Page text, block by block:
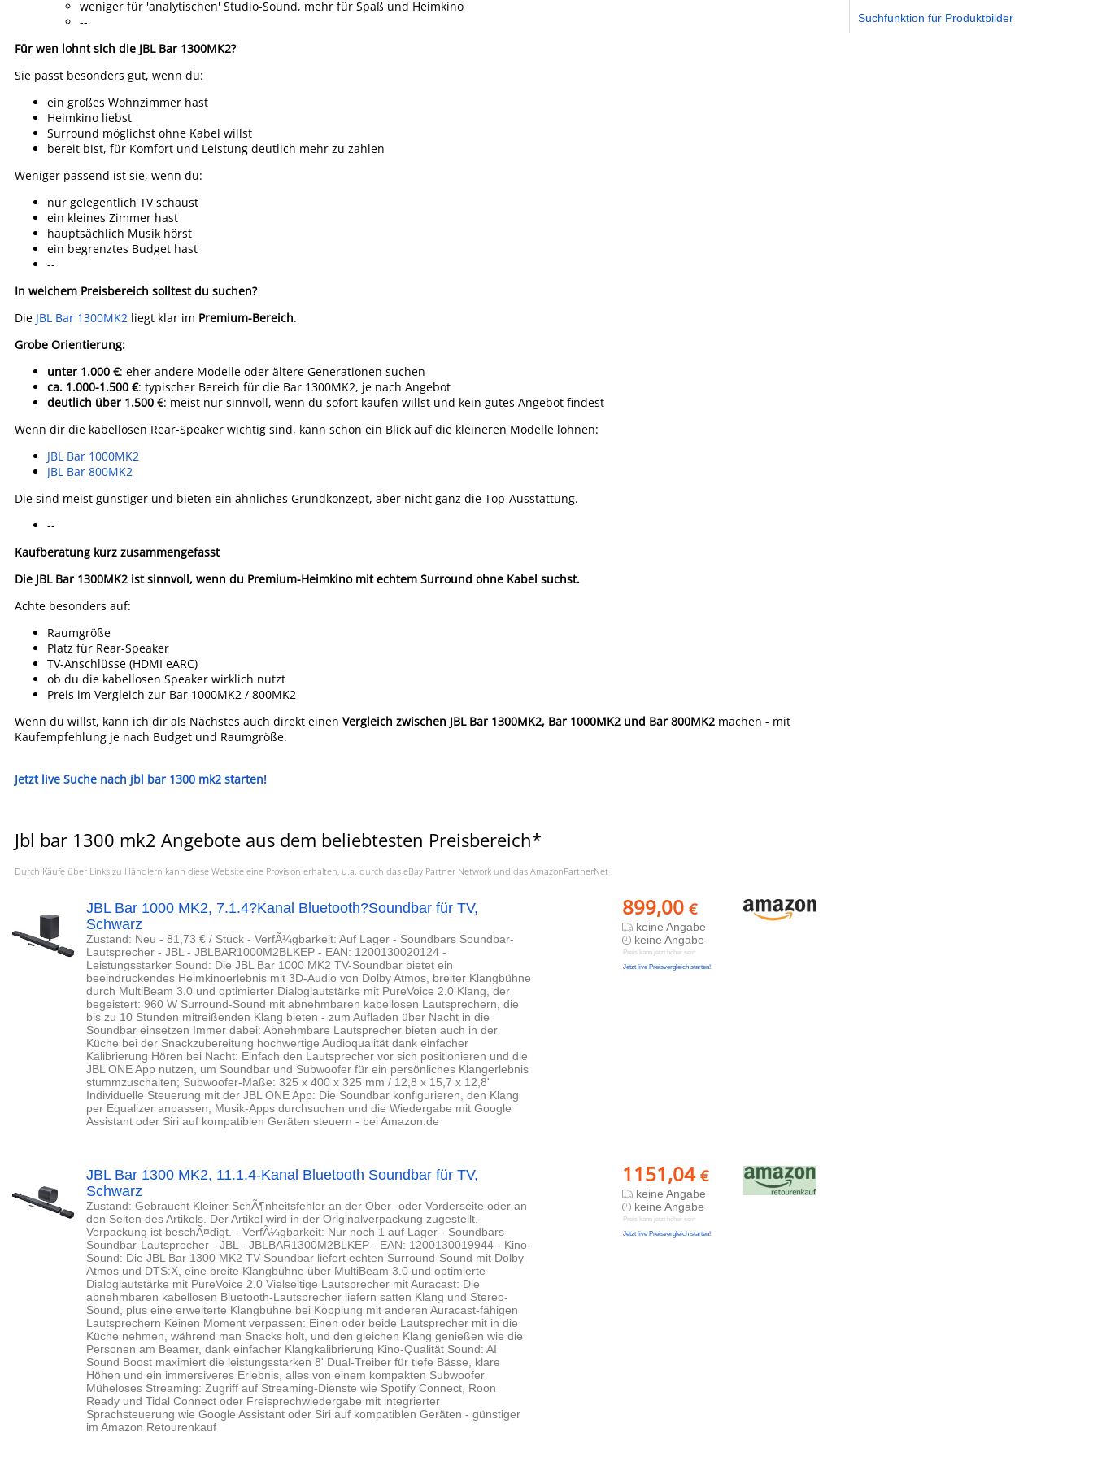
weniger für 'analytischen' Studio-Sound, mehr für Spaß und Heimkino
--
Für wen lohnt sich die JBL Bar 1300MK2?
Sie passt besonders gut, wenn du:
ein großes Wohnzimmer hast
Heimkino liebst
Surround möglichst ohne Kabel willst
bereit bist, für Komfort und Leistung deutlich mehr zu zahlen
Weniger passend ist sie, wenn du:
nur gelegentlich TV schaust
ein kleines Zimmer hast
hauptsächlich Musik hörst
ein begrenztes Budget hast
--
In welchem Preisbereich solltest du suchen?
Die JBL Bar 1300MK2 liegt klar im Premium-Bereich.
Grobe Orientierung:
unter 1.000 €: eher andere Modelle oder ältere Generationen suchen
ca. 1.000-1.500 €: typischer Bereich für die Bar 1300MK2, je nach Angebot
deutlich über 1.500 €: meist nur sinnvoll, wenn du sofort kaufen willst und kein gutes Angebot findest
Wenn dir die kabellosen Rear-Speaker wichtig sind, kann schon ein Blick auf die kleineren Modelle lohnen:
JBL Bar 1000MK2
JBL Bar 800MK2
Die sind meist günstiger und bieten ein ähnliches Grundkonzept, aber nicht ganz die Top-Ausstattung.
--
Kaufberatung kurz zusammengefasst
Die JBL Bar 1300MK2 ist sinnvoll, wenn du Premium-Heimkino mit echtem Surround ohne Kabel suchst.
Achte besonders auf:
Raumgröße
Platz für Rear-Speaker
TV-Anschlüsse (HDMI eARC)
ob du die kabellosen Speaker wirklich nutzt
Preis im Vergleich zur Bar 1000MK2 / 800MK2
Wenn du willst, kann ich dir als Nächstes auch direkt einen Vergleich zwischen JBL Bar 1300MK2, Bar 1000MK2 und Bar 800MK2 machen - mit
Kaufempfehlung je nach Budget und Raumgröße.
Jetzt live Suche nach jbl bar 1300 mk2 starten!
Jbl bar 1300 mk2 Angebote aus dem beliebtesten Preisbereich*
Durch Käufe über Links zu Händlern kann diese Website eine Provision erhalten, u.a. durch das eBay Partner Network und das AmazonPartnerNet
899,00 €
keine Angabe
keine Angabe
Preis kann jetzt höher sein
Jetzt live Preisvergleich starten!
JBL Bar 1000 MK2, 7.1.4?Kanal Bluetooth?Soundbar für TV,
Schwarz
Zustand: Neu - 81,73 € / Stück - VerfÃ¼gbarkeit: Auf Lager - Soundbars Soundbar-
Lautsprecher - JBL - JBLBAR1000M2BLKEP - EAN: 1200130020124 -
Leistungsstarker Sound: Die JBL Bar 1000 MK2 TV-Soundbar bietet ein
beeindruckendes Heimkinoerlebnis mit 3D-Audio von Dolby Atmos, breiter Klangbühne
durch MultiBeam 3.0 und optimierter Dialoglautstärke mit PureVoice 2.0 Klang, der
begeistert: 960 W Surround-Sound mit abnehmbaren kabellosen Lautsprechern, die
bis zu 10 Stunden mitreißenden Klang bieten - zum Aufladen über Nacht in die
Soundbar einsetzen Immer dabei: Abnehmbare Lautsprecher bieten auch in der
Küche bei der Snackzubereitung hochwertige Audioqualität dank einfacher
Kalibrierung Hören bei Nacht: Einfach den Lautsprecher vor sich positionieren und die
JBL ONE App nutzen, um Soundbar und Subwoofer für ein persönliches Klangerlebnis
stummzuschalten; Subwoofer-Maße: 325 x 400 x 325 mm / 12,8 x 15,7 x 12,8'
Individuelle Steuerung mit der JBL ONE App: Die Soundbar konfigurieren, den Klang
per Equalizer anpassen, Musik-Apps durchsuchen und die Wiedergabe mit Google
Assistant oder Siri auf kompatiblen Geräten steuern - bei Amazon.de
1151,04 €
keine Angabe
keine Angabe
Preis kann jetzt höher sein
Jetzt live Preisvergleich starten!
JBL Bar 1300 MK2, 11.1.4-Kanal Bluetooth Soundbar für TV,
Schwarz
Zustand: Gebraucht Kleiner SchÃ¶nheitsfehler an der Ober- oder Vorderseite oder an
den Seiten des Artikels. Der Artikel wird in der Originalverpackung zugestellt.
Verpackung ist beschÃ¤digt. - VerfÃ¼gbarkeit: Nur noch 1 auf Lager - Soundbars
Soundbar-Lautsprecher - JBL - JBLBAR1300M2BLKEP - EAN: 1200130019944 - Kino-
Sound: Die JBL Bar 1300 MK2 TV-Soundbar liefert echten Surround-Sound mit Dolby
Atmos und DTS:X, eine breite Klangbühne über MultiBeam 3.0 und optimierte
Dialoglautstärke mit PureVoice 2.0 Vielseitige Lautsprecher mit Auracast: Die
abnehmbaren kabellosen Bluetooth-Lautsprecher liefern satten Klang und Stereo-
Sound, plus eine erweiterte Klangbühne bei Kopplung mit anderen Auracast-fähigen
Lautsprechern Keinen Moment verpassen: Einen oder beide Lautsprecher mit in die
Küche nehmen, während man Snacks holt, und den gleichen Klang genießen wie die
Personen am Beamer, dank einfacher Klangkalibrierung Kino-Qualität Sound: AI
Sound Boost maximiert die leistungsstarken 8' Dual-Treiber für tiefe Bässe, klare
Höhen und ein immersiveres Erlebnis, alles von einem kompakten Subwoofer
Müheloses Streaming: Zugriff auf Streaming-Dienste wie Spotify Connect, Roon
Ready und Tidal Connect oder Freisprechwiedergabe mit integrierter
Sprachsteuerung wie Google Assistant oder Siri auf kompatiblen Geräten - günstiger
im Amazon Retourenkauf
Suchfunktion für Produktbilder